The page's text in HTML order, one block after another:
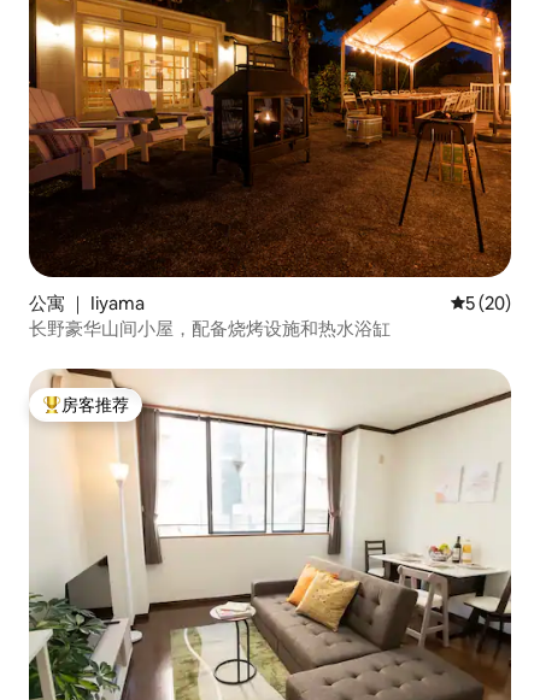
公寓 ｜ Iiyama 平均评分
5 (20)
长野豪华山间小屋，配备烧烤设施和热水浴缸
热门「房客推荐」
房客推荐